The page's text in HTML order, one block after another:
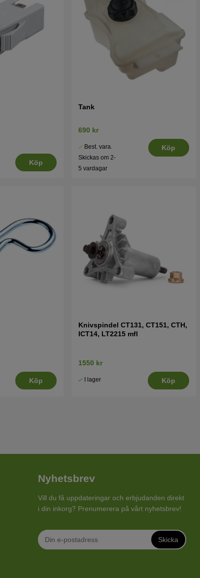
Köp
Tank
690 kr
Best. vara.
Skickas om 2-
5 vardagar
Köp
Köp
Knivspindel CT131, CT151, CTH,
ICT14, LT2215 mfl
1550 kr
I lager Köp
Nyhetsbrev
Vill du få uppdateringar och erbjudanden direkt
i din inkorg? Prenumerera på vårt nyhetsbrev!
Skicka